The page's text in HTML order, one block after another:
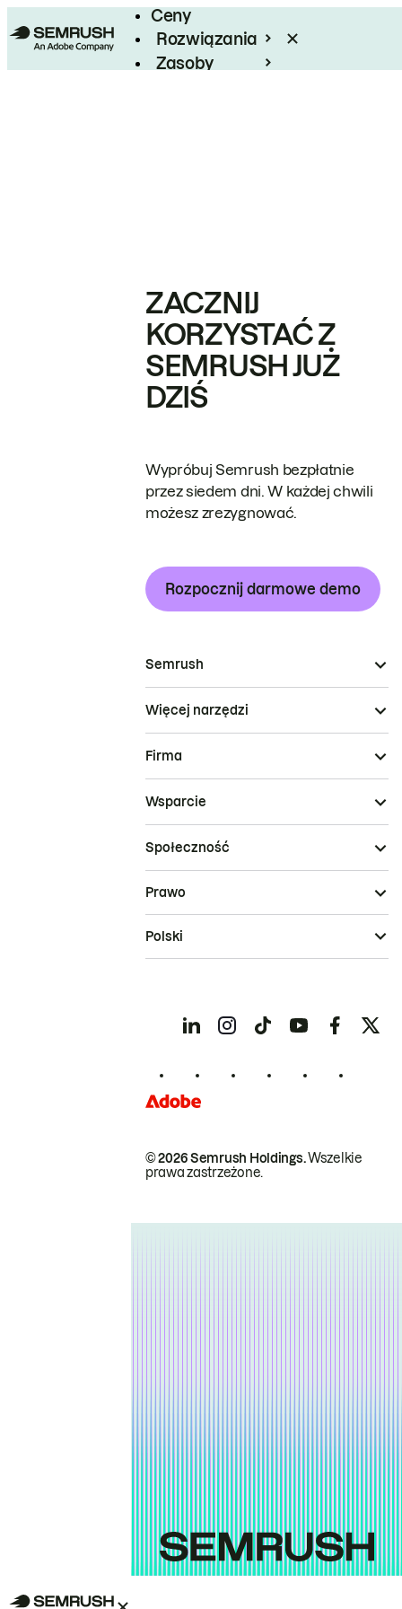
Ceny
Rozwiązania
Zasoby
ZACZNIJ
KORZYSTAĆ Z
SEMRUSH JUŻ
DZIŚ
Wypróbuj Semrush bezpłatnie
przez siedem dni. W każdej chwili
możesz zrezygnować.
Rozpocznij darmowe demo
Semrush
Więcej narzędzi
Firma
Wsparcie
Społeczność
© 2026 Semrush Holdings.Wszelkie
prawa zastrzeżone.
Prawo
Polski